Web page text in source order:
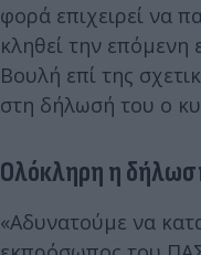
φορά επιχειρεί να
κληθεί την
Βουλή επί της
στη δήλωσή του ο
Ολόκληρη η
«Αδυνατούμε να